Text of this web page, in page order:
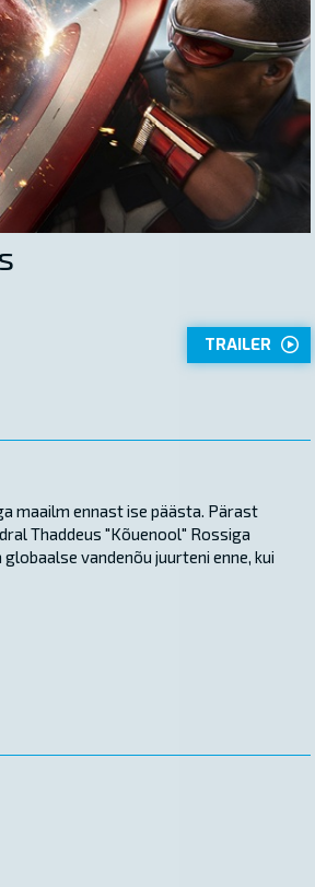
TRAILER
maailm ennast ise päästa. Pärast
Thaddeus "Kõuenool" Rossiga
vandenõu juurteni enne, kui